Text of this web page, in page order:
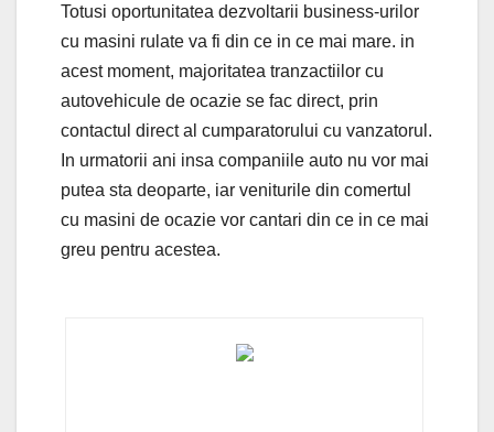
Totusi oportunitatea dezvoltarii business-urilor
cu masini rulate va fi din ce in ce mai mare. in
acest moment, majoritatea tranzactiilor cu
autovehicule de ocazie se fac direct, prin
contactul direct al cumparatorului cu vanzatorul.
In urmatorii ani insa companiile auto nu vor mai
putea sta deoparte, iar veniturile din comertul
cu masini de ocazie vor cantari din ce in ce mai
greu pentru acestea.